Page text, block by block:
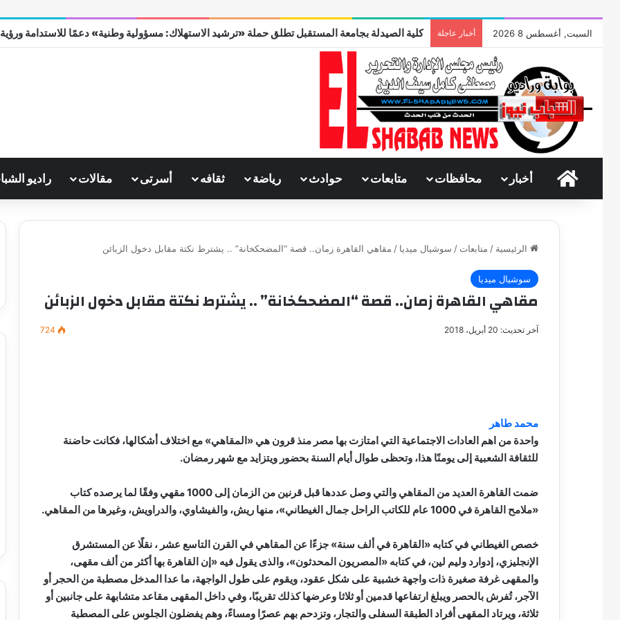
السبت, أغسطس 8 2026 أخبار عاجلة كلية الصيدلة بجامعة المستقبل تطلق حملة «ترشيد الاستهلاك: مسؤولية وطنية» دعمًا للاستدامة ورؤية
الرئيسية
أخبار محافظات متابعات حوادث رياضة ثقافه أسرتى مقالات راديو
الرئيسية / متابعات / سوشيال ميديا / مقاهي القاهرة زمان.. قصة “المضحكخانة” .. يشترط نكتة مقابل دخول الزبائن
سوشيال ميديا
مقاهي القاهرة زمان.. قصة “المضحكخانة” .. يشترط نكتة مقابل دخول الزبائن
آخر تحديث: 20 أبريل، 2018 724
محمد طاهر
واحدة من اهم العادات الاجتماعية التي امتازت بها مصر منذ قرون هي «المقاهي» مع اختلاف أشكالها، فكانت حاضنة
للثقافة الشعبية إلى يومنًا هذا، وتحظى طوال أيام السنة بحضور ويتزايد مع شهر رمضان.
ضمت القاهرة العديد من المقاهي والتي وصل عددها قبل قرنين من الزمان إلى 1000 مقهي وفقًا لما يرصده كتاب
«ملامح القاهرة في 1000 عام للكاتب الراحل جمال الغيطاني»، منها ريش، والفيشاوي، والدراويش، وغيرها من المقاهي.
خصص الغيطاني في كتابه «القاهرة في ألف سنة» جزءًا عن المقاهي في القرن التاسع عشر ، نقلًا عن المستشرق
الإنجليزي، إدوارد وليم لين، في كتابه «المصريون المحدثون»، والذى يقول فيه «إن القاهرة بها أكثر من ألف مقهى،
والمقهى غرفة صغيرة ذات واجهة خشبية على شكل عقود، ويقوم على طول الواجهة، ما عدا المدخل مصطبة من الحجر أو
الآجر، تُفرش بالحصر ويبلغ ارتفاعها قدمين أو ثلاثا وعرضها كذلك تقريبًا، وفي داخل المقهى مقاعد متشابهة على جانبين أو
ثلاثة، ويرتاد المقهى أفراد الطبقة السفلى والتجار، وتزدحم بهم عصرًا ومساءً، وهم يفضلون الجلوس على المصطبة
الدين
….
يكتب
عطوه
كليوباترا
مصطفى كامل سيف الدين …. يكتب
مايسه عطوه كليوباترا القرن 21
الدين
….
يكتب
جديدمصطفى كامل سيف الدين …. يكتب
ميلاد جديد